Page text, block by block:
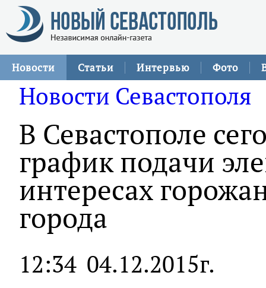
Новости Статьи Интервью Фото
Новости Севастополя
В Севастополе
график подачи
интересах
города
12:34 04.12.2015г.